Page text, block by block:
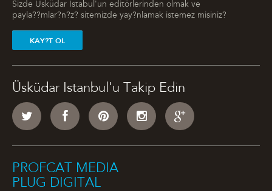
Sizde Üsküdar Istabul'un editörlerinden olmak ve
payla??mlar?n?z? sitemizde yay?nlamak istemez misiniz?
KAY?T OL
Üsküdar Istanbul'u Takip Edin
PROFCAT MEDIA
PLUG DIGITAL